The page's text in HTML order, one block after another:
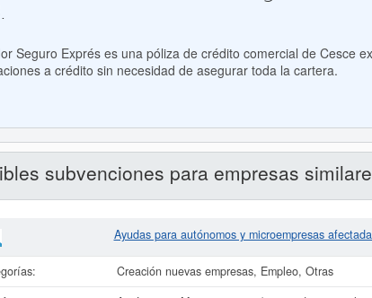
Seguro Exprés es una póliza de crédito comercial de Cesce
a crédito sin necesidad de asegurar toda la cartera.
subvenciones para empresas
Ayudas para autónomos y microempresas
Creación nuevas empresas, Empleo, Otras